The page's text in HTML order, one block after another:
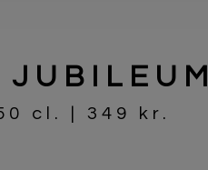
cl. | 349 kr.